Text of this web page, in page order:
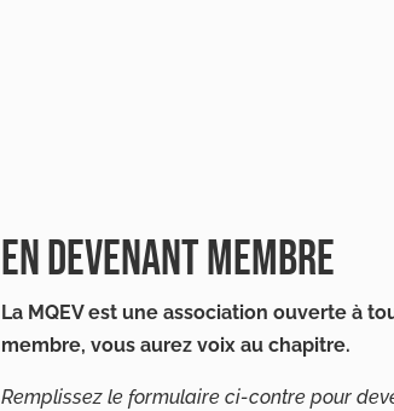
EN DEVENANT MEMBRE
La MQEV est une association ouverte à
membre, vous aurez voix au chapitre.
Remplissez le formulaire ci-contre pour